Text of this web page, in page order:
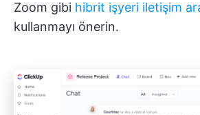
Zoom gibi hibrit işyeri iletişim
kullanmayı önerin.